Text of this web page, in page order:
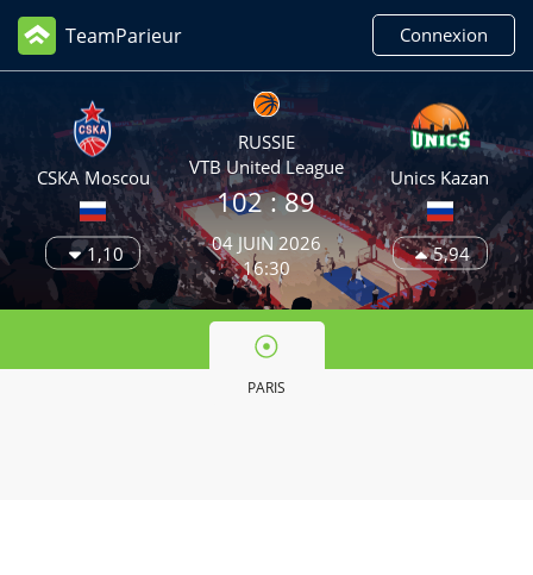
TeamParieur Connexion
CSKA Moscou
1,10
RUSSIE
VTB United League
102: 89
04 JUIN 2026
16:30
Unics Kazan
5,94
PARIS